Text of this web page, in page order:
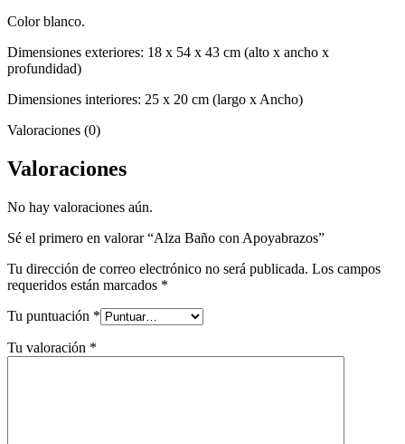
Color blanco.
Dimensiones exteriores: 18 x 54 x 43 cm (alto x ancho x
profundidad)
Dimensiones interiores: 25 x 20 cm (largo x Ancho)
Valoraciones (0)
Valoraciones
No hay valoraciones aún.
Sé el primero en valorar “Alza Baño con Apoyabrazos”
Tu dirección de correo electrónico no será publicada. Los campos
requeridos están marcados *
Tu puntuación *
Tu valoración *